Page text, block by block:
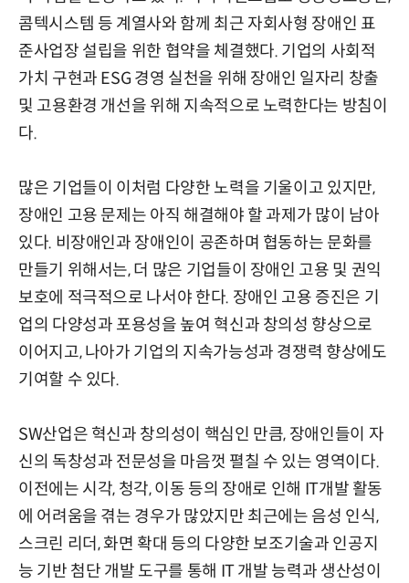
콤텍시스템 등 계열사와 함께 최근 자회사형 장애인 표
준사업장 설립을 위한 협약을 체결했다. 기업의 사회적
가치 구현과 ESG 경영 실천을 위해 장애인 일자리 창출
및 고용환경 개선을 위해 지속적으로 노력한다는 방침이
다.
많은 기업들이 이처럼 다양한 노력을 기울이고 있지만,
장애인 고용 문제는 아직 해결해야 할 과제가 많이 남아
있다. 비장애인과 장애인이 공존하며 협동하는 문화를
만들기 위해서는, 더 많은 기업들이 장애인 고용 및 권익
보호에 적극적으로 나서야 한다. 장애인 고용 증진은 기
업의 다양성과 포용성을 높여 혁신과 창의성 향상으로
이어지고, 나아가 기업의 지속가능성과 경쟁력 향상에도
기여할 수 있다.
SW산업은 혁신과 창의성이 핵심인 만큼, 장애인들이 자
신의 독창성과 전문성을 마음껏 펼칠 수 있는 영역이다.
이전에는 시각, 청각, 이동 등의 장애로 인해 IT개발 활동
에 어려움을 겪는 경우가 많았지만 최근에는 음성 인식,
스크린 리더, 화면 확대 등의 다양한 보조기술과 인공지
능 기반 첨단 개발 도구를 통해 IT 개발 능력과 생산성이